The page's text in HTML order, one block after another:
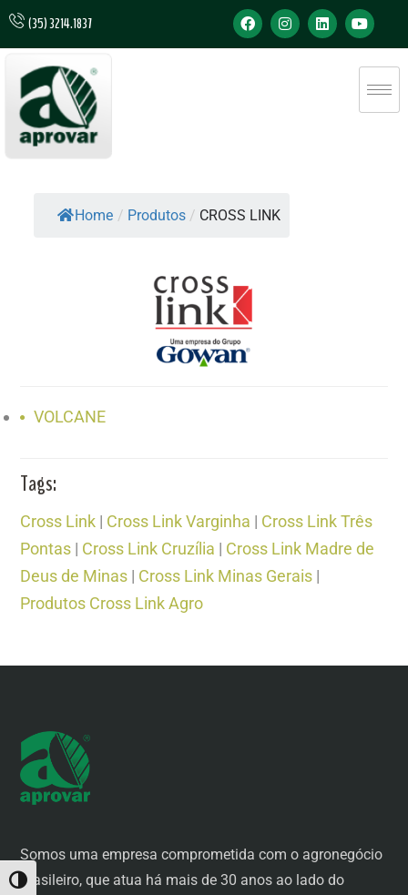
ALTERNAR ALTO CONTRASTE
(35) 3214.1837
Home / Produtos / CROSS LINK
VOLCANE
Tags:
Cross Link | Cross Link Varginha | Cross Link Três
Pontas | Cross Link Cruzília | Cross Link Madre de
Deus de Minas | Cross Link Minas Gerais |
Produtos Cross Link Agro
Somos uma empresa comprometida com o agronegócio
brasileiro, que atua há mais de 30 anos ao lado do